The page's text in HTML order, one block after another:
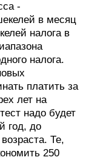
-
в месяц
налога в
налога.
платить за
лет на
надо будет
год, до
Те,
250